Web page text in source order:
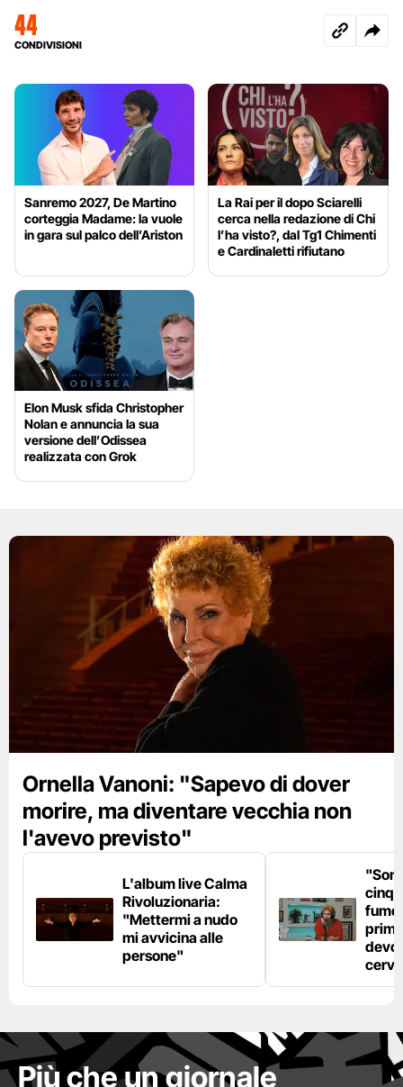
44
CONDIVISIONI
Sanremo 2027, De Martino
corteggia Madame: la vuole
in gara sul palco dell’Ariston
La Rai per il dopo Sciarelli
cerca nella redazione di Chi
l’ha visto?, dal Tg1 Chimenti
e Cardinaletti rifiutano
Elon Musk sfida Christopher
Nolan e annuncia la sua
versione dell’Odissea
realizzata con Grok
Ornella Vanoni: "Sapevo di dover
morire, ma diventare vecchia non
l'avevo previsto"
L'album live Calma
Rivoluzionaria:
"Mettermi a nudo
mi avvicina alle
persone"
fumo
devo
Più che un giornale